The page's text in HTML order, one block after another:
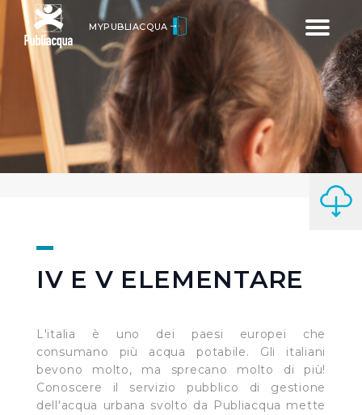
Toggle
MYPUBLIACQUA
IV E V ELEMENTARE
L'italia è uno dei paesi europei che
consumano più acqua potabile. Gli italiani
bevono molto, ma sprecano molto di più!
Conoscere il servizio pubblico di gestione
dell'acqua urbana svolto da Publiacqua mette